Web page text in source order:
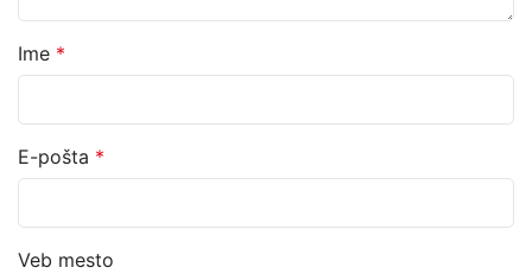
Ime *
E-pošta *
Veb mesto